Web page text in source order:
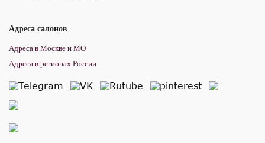
Адреса салонов
Адреса в Москве и МО
Адреса в регионах России